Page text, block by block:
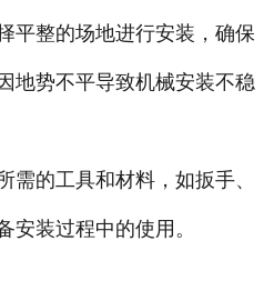
整的场地进行安装，确保
地势不平导致机械安装不稳
的工具和材料，如扳手、
安装过程中的使用。